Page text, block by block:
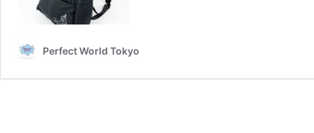
Perfect World Tokyo